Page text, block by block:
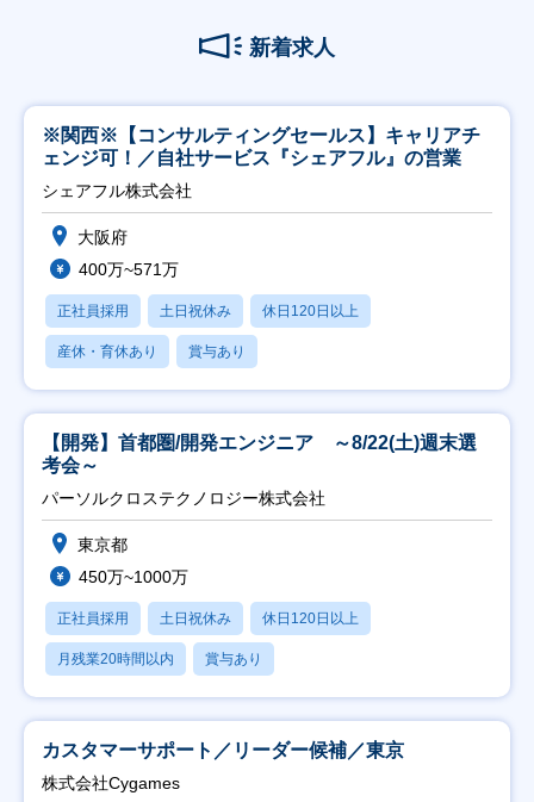
新着求人
※関西※【コンサルティングセールス】キャリアチ
ェンジ可！／自社サービス『シェアフル』の営業
シェアフル株式会社
大阪府
400万~571万
正社員採用 土日祝休み 休日120日以上
産休・育休あり 賞与あり
【開発】首都圏/開発エンジニア ～8/22(土)週末選
考会～
パーソルクロステクノロジー株式会社
東京都
450万~1000万
正社員採用 土日祝休み 休日120日以上
月残業20時間以内 賞与あり
カスタマーサポート／リーダー候補／東京
株式会社Cygames